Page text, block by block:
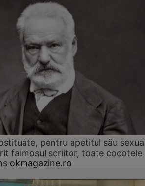
pentru apetitul său
faimosul scriitor, toate cocotele
okmagazine.ro